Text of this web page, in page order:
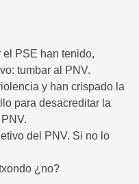
el PSE han tenido,
tumbar al PNV.
y han crispado la
para desacreditar la
del PNV. Si no lo
¿no?